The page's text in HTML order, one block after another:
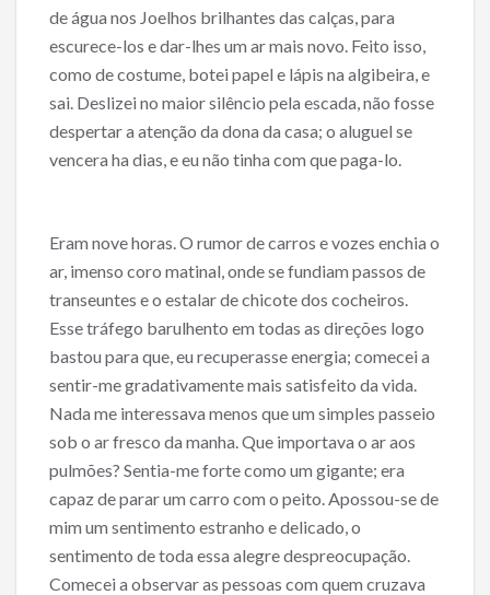
de água nos Joelhos brilhantes das calças, para
escurece-los e dar-lhes um ar mais novo. Feito isso,
como de costume, botei papel e lápis na algibeira, e
sai. Deslizei no maior silêncio pela escada, não fosse
despertar a atenção da dona da casa; o aluguel se
vencera ha dias, e eu não tinha com que paga-lo.
Eram nove horas. O rumor de carros e vozes enchia o
ar, imenso coro matinal, onde se fundiam passos de
transeuntes e o estalar de chicote dos cocheiros.
Esse tráfego barulhento em todas as direções logo
bastou para que, eu recuperasse energia; comecei a
sentir-me gradativamente mais satisfeito da vida.
Nada me interessava menos que um simples passeio
sob o ar fresco da manha. Que importava o ar aos
pulmões? Sentia-me forte como um gigante; era
capaz de parar um carro com o peito. Apossou-se de
mim um sentimento estranho e delicado, o
sentimento de toda essa alegre despreocupação.
Comecei a observar as pessoas com quem cruzava